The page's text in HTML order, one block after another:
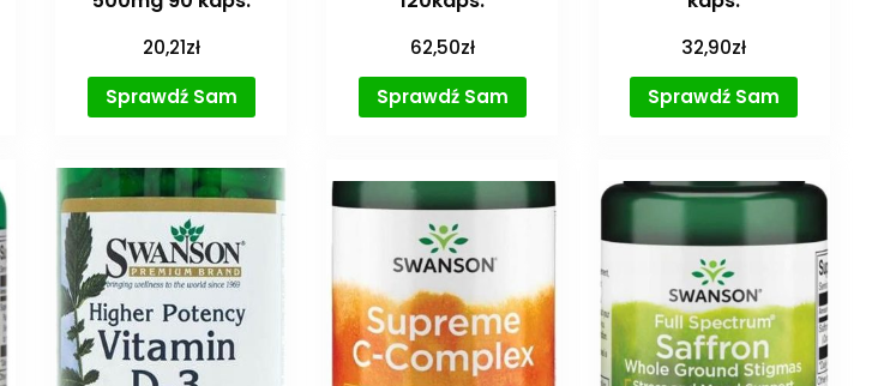
20,21zł
Sprawdź Sam
62,50zł
Sprawdź Sam
32,90zł
Sprawdź Sam